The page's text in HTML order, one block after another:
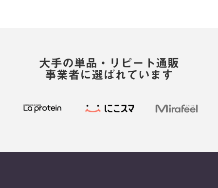
大手の単品・リピート通販
事業者に選ばれています